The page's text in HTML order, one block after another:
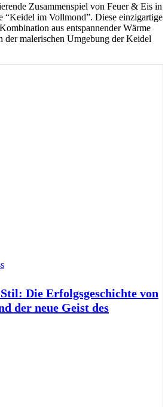
Zusammenspiel von Feuer & Eis in
“Keidel im Vollmond”. Diese einzigartige
aus entspannender Wärme
der malerischen Umgebung der Keidel
Die Erfolgsgeschichte von
der neue Geist des